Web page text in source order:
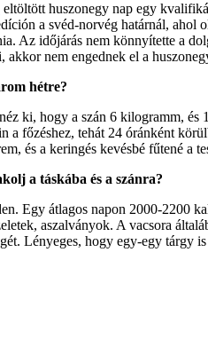
eltöltött huszonegy nap egy
a svéd-norvég határnál,
Az időjárás nem könnyítette a
nem engednek el a
hétre?
ki, hogy a szán 6 kilogramm, és
a főzéshez, tehát 24 óránként
és a keringés kevésbé fűtené a
a táskába és a szánra?
Egy átlagos napon 2000-2200
aszalványok. A vacsora
Lényeges, hogy egy-egy